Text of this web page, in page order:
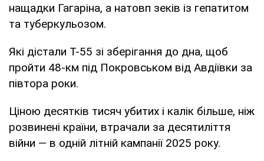
нащадки Гагаріна, а натовп зеків із гепатитом
та туберкульозом.
Які дістали Т-55 зі зберігання до дна, щоб
пройти 48-км під Покровськом від Авдіївки за
півтора роки.
Ціною десятків тисяч убитих і калік більше, ніж
розвинені країни, втрачали за десятиліття
війни — в одній літній кампанії 2025 року.